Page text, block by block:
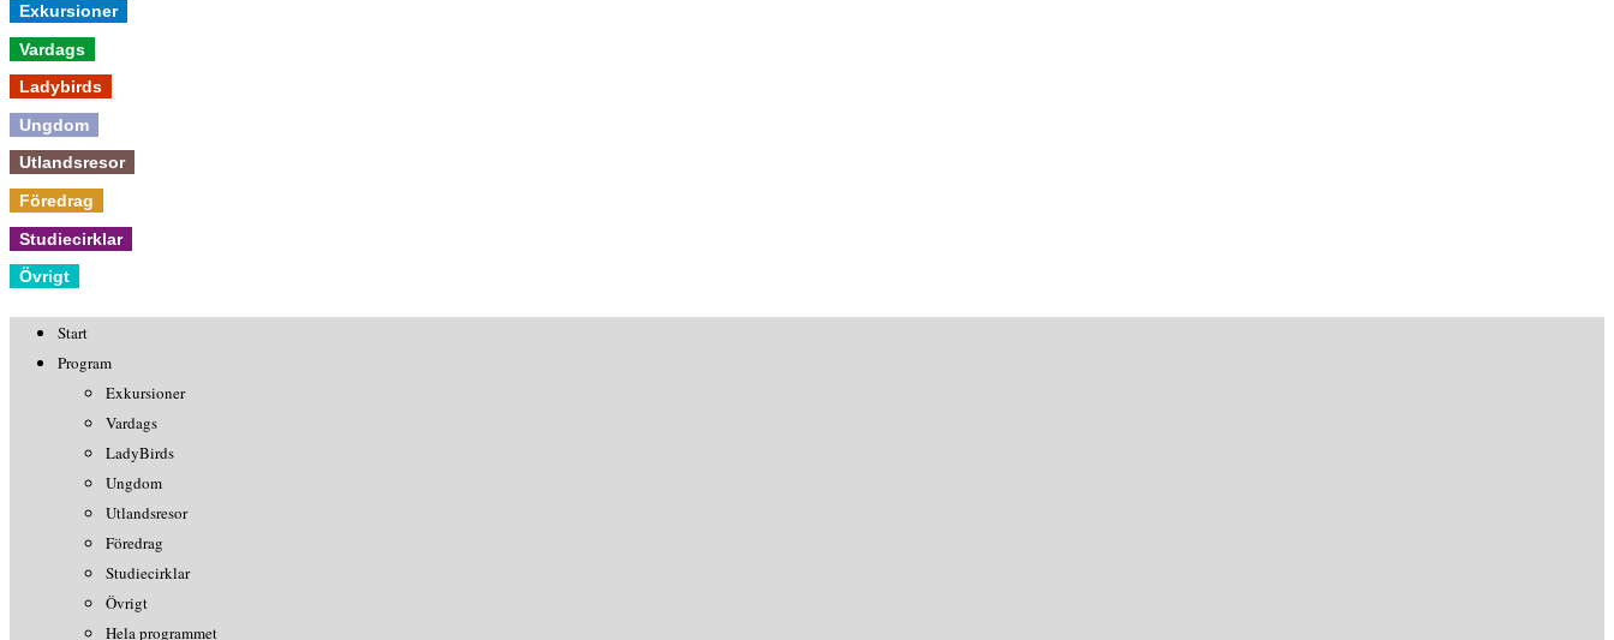
Exkursioner
Vardags
Ladybirds
Ungdom
Utlandsresor
Föredrag
Studiecirklar
Övrigt
Start
Program
Exkursioner
Vardags
LadyBirds
Ungdom
Utlandsresor
Föredrag
Studiecirklar
Övrigt
Hela programmet